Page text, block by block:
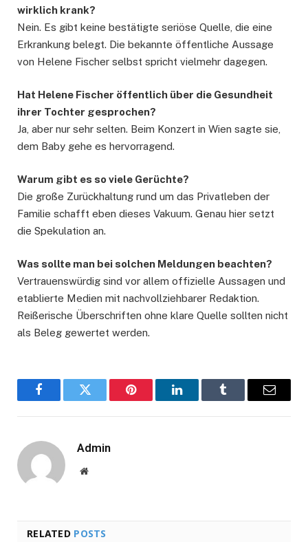
wirklich krank?
Nein. Es gibt keine bestätigte seriöse Quelle, die eine
Erkrankung belegt. Die bekannte öffentliche Aussage
von Helene Fischer selbst spricht vielmehr dagegen.
Hat Helene Fischer öffentlich über die Gesundheit
ihrer Tochter gesprochen?
Ja, aber nur sehr selten. Beim Konzert in Wien sagte sie,
dem Baby gehe es hervorragend.
Warum gibt es so viele Gerüchte?
Die große Zurückhaltung rund um das Privatleben der
Familie schafft eben dieses Vakuum. Genau hier setzt
die Spekulation an.
Was sollte man bei solchen Meldungen beachten?
Vertrauenswürdig sind vor allem offizielle Aussagen und
etablierte Medien mit nachvollziehbarer Redaktion.
Reißerische Überschriften ohne klare Quelle sollten nicht
als Beleg gewertet werden.
FacebookTwitter Pinterest LinkedInTumblr Email
Admin
Website
RELATED POSTS